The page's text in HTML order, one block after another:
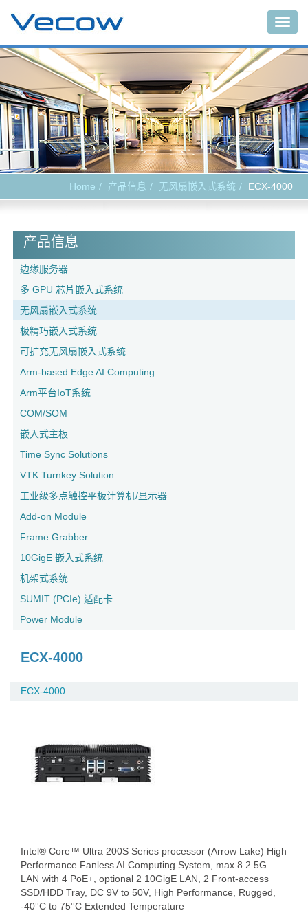
Home 产品信息 无风扇嵌入式系统 ECX-4000
产品信息
边缘服务器
多 GPU 芯片嵌入式系统
无风扇嵌入式系统
极精巧嵌入式系统
可扩充无风扇嵌入式系统
Arm-based Edge AI Computing
Arm平台IoT系统
COM/SOM
嵌入式主板
Time Sync Solutions
VTK Turnkey Solution
工业级多点触控平板计算机/显示器
Add-on Module
Frame Grabber
10GigE 嵌入式系统
机架式系统
SUMIT (PCIe) 适配卡
Power Module
ECX-4000
ECX-4000
Intel® Core™ Ultra 200S Series processor (Arrow Lake) High
Performance Fanless AI Computing System, max 8 2.5G
LAN with 4 PoE+, optional 2 10GigE LAN, 2 Front-access
SSD/HDD Tray, DC 9V to 50V, High Performance, Rugged,
-40°C to 75°C Extended Temperature